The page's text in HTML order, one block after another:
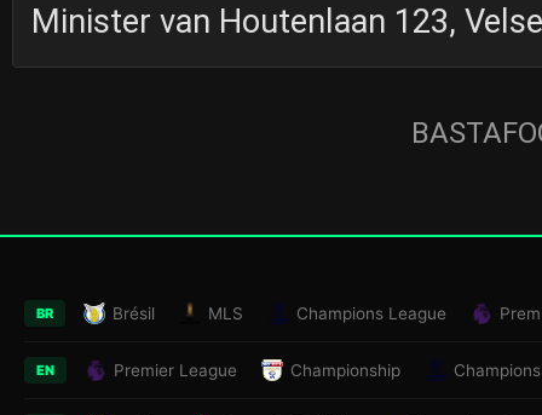
Minister van Houtenlaan 123,
BR Brésil MLS Champions League
EN Premier League Championship